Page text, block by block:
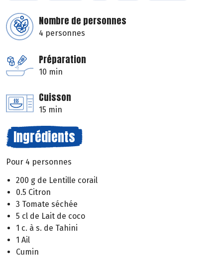
Nombre de personnes
4 personnes
Préparation
10 min
Cuisson
15 min
Ingrédients
Pour 4 personnes
200 g de Lentille corail
0.5 Citron
3 Tomate séchée
5 cl de Lait de coco
1 c. à s. de Tahini
1 Ail
Cumin